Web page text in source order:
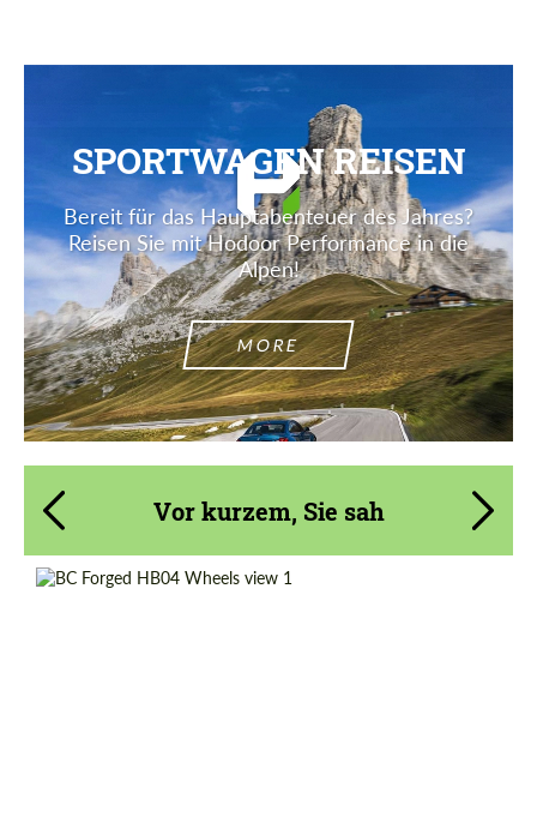
SPORTWAGEN REISEN
Bereit für das Hauptabenteuer des Jahres?
Reisen Sie mit Hodoor Performance in die
Alpen!
MORE
Vor kurzem, Sie sah